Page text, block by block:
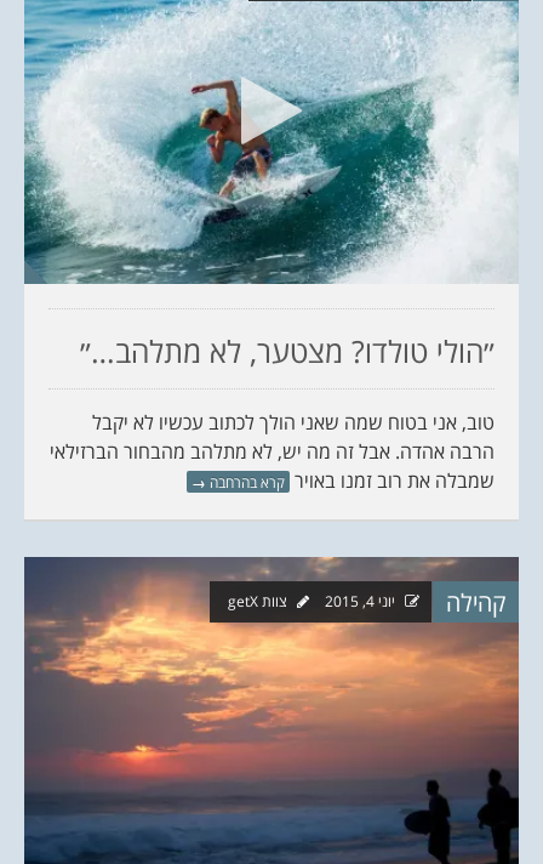
״הולי טולדו? מצטער, לא מתלהב…״
טוב, אני בטוח שמה שאני הולך לכתוב עכשיו לא יקבל
הרבה אהדה. אבל זה מה יש, לא מתלהב מהבחור הברזילאי
שמבלה את רוב זמנו באויר קרא בהרחבה →
קהילה יוני 4, 2015 צוות getX